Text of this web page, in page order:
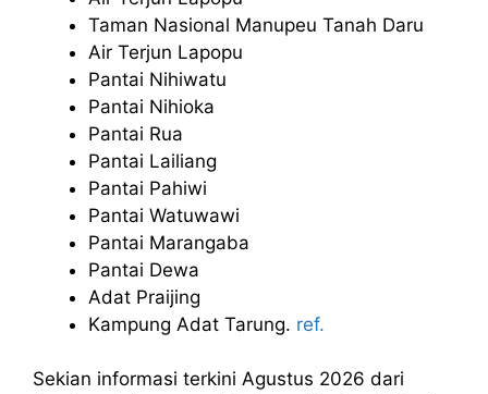
Taman Nasional Manupeu Tanah Daru
Air Terjun Lapopu
Pantai Nihiwatu
Pantai Nihioka
Pantai Rua
Pantai Lailiang
Pantai Pahiwi
Pantai Watuwawi
Pantai Marangaba
Pantai Dewa
Adat Praijing
Kampung Adat Tarung. ref.
Sekian informasi terkini Agustus 2026 dari